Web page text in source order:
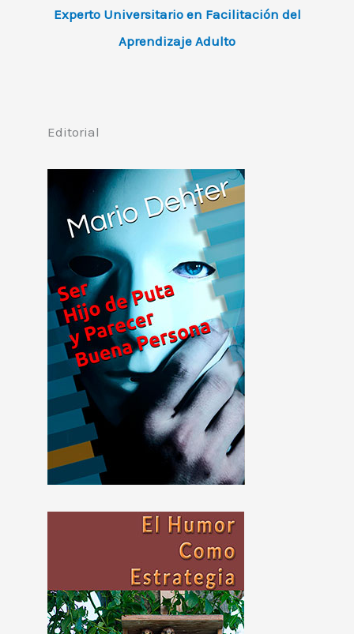
Experto Universitario en Facilitación del
Aprendizaje Adulto
Editorial